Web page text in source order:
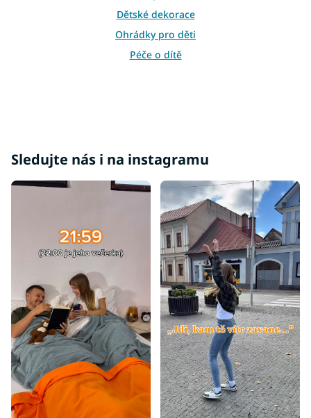
v
ý
p
i
Dětské dekorace
Ohrádky pro děti
Péče o dítě
Sledujte nás i na instagramu